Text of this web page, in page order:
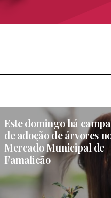
Este domingo há
de adoção de árvores
Mercado Municipal de
Famalicão